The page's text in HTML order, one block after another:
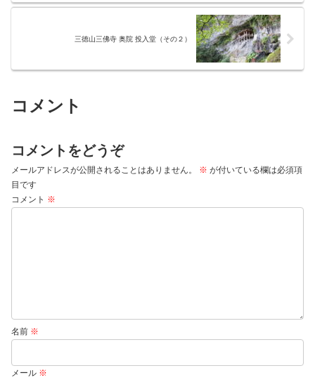
三徳山三佛寺 奥院 投入堂（その２）
コメント
コメントをどうぞ
メールアドレスが公開されることはありません。 ※ が付いている欄は必須項
目です
コメント ※
名前 ※
メール ※